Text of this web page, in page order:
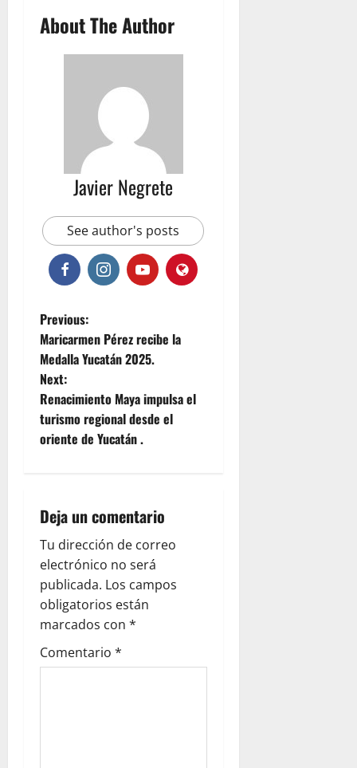
About The Author
Javier Negrete
See author's posts
P
o
s
t
v
i
g
a
t
Previous:
Maricarmen Pérez recibe la
Medalla Yucatán 2025.
Next:
Renacimiento Maya impulsa el
turismo regional desde el
oriente de Yucatán .
Deja un comentario
Tu dirección de correo
electrónico no será
publicada. Los campos
obligatorios están
marcados con *
Comentario *